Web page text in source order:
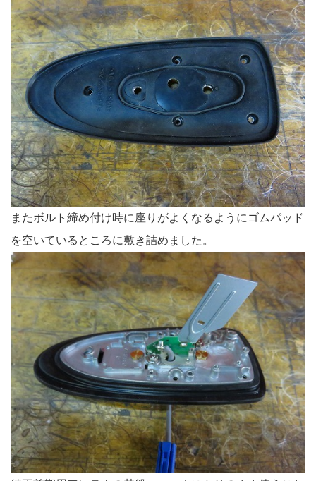
またボルト締め付け時に座りがよくなるようにゴムパッド
を空いているところに敷き詰めました。